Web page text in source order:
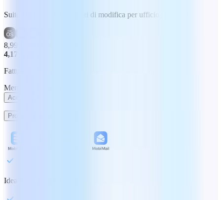
Suite completa di strumenti di modifica per ufficio, 1 utente
8,99 €
4,17 €
Fatturato annualmente
Mensile
Acquista ora
Prova gratis per 7 giorni
Ideale per